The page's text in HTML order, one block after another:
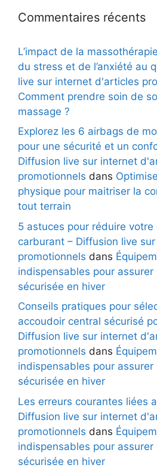
Commentaires récents
L’impact de la
du stress et de l’anxiété au
live sur internet d'articles
Comment prendre soin de
massage ?
Explorez les 6 airbags de
pour une sécurité et un
Diffusion live sur internet
promotionnels dans
physique pour maitriser la
tout terrain
5 astuces pour réduire
carburant – Diffusion live
promotionnels dans
indispensables pour
sécurisée en hiver
Conseils pratiques pour
accoudoir central sécurisé
Diffusion live sur internet
promotionnels dans
indispensables pour
sécurisée en hiver
Les erreurs courantes liées
Diffusion live sur internet
promotionnels dans
indispensables pour
sécurisée en hiver